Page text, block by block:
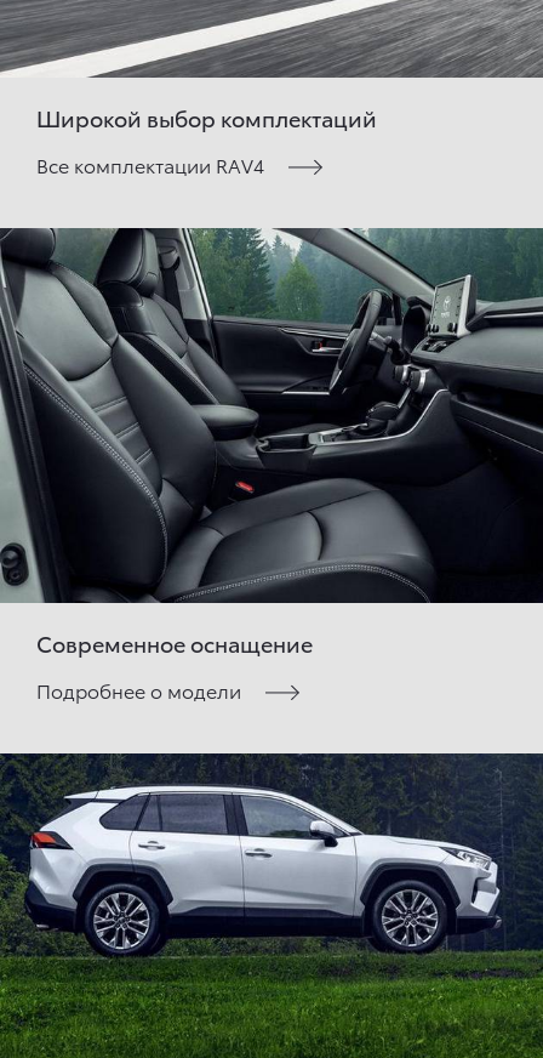
Широкой выбор комплектаций
Все комплектации RAV4
Современное оснащение
Подробнее о модели